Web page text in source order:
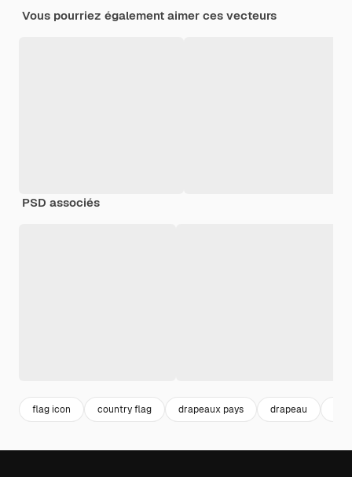
Vous pourriez également aimer ces vecteurs
PSD associés
flag icon country flag drapeaux pays drapeau